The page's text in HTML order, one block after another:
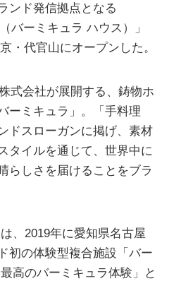
ンド発信拠点となる
バーミキュラ ハウス）」
・代官山にオープンした。
式会社が展開する、鋳物ホ
ーミキュラ」。「手料理
ドスローガンに掲げ、素材
タイルを通じて、世界中に
らしさを届けることをブラ
、2019年に愛知県名古屋
初の体験型複合施設「バー
高のバーミキュラ体験」と